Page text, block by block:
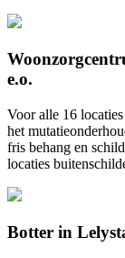
e.o.
Voor alle 16
het
fris behang en
locaties
Botter in